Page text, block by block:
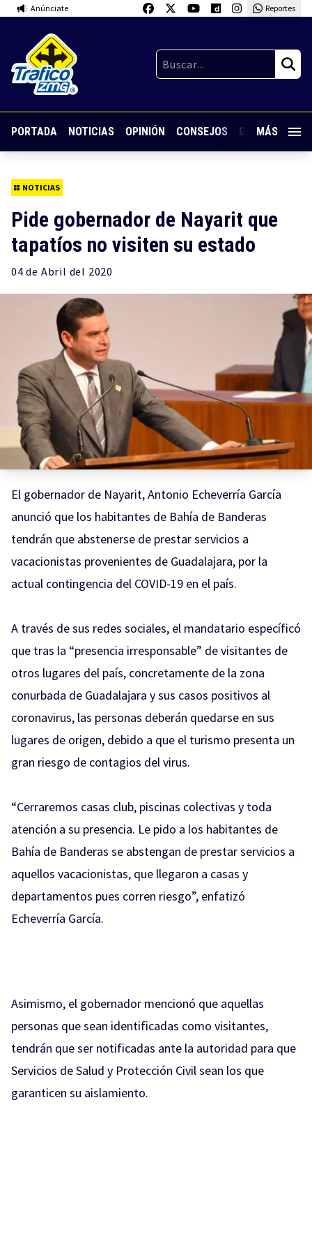
Anúnciate Reportes
PORTADA NOTICIAS OPINIÓN CONSEJOS GUARDIA
MÁS
NOTICIAS
Pide gobernador de Nayarit que
tapatíos no visiten su estado
04 de Abril del 2020
El gobernador de Nayarit, Antonio Echeverría García
anunció que los habitantes de Bahía de Banderas
tendrán que abstenerse de prestar servicios a
vacacionistas provenientes de Guadalajara, por la
actual contingencia del COVID-19 en el país.
A través de sus redes sociales, el mandatario específicó
que tras la “presencia irresponsable” de visitantes de
otros lugares del país, concretamente de la zona
conurbada de Guadalajara y sus casos positivos al
coronavirus, las personas deberán quedarse en sus
lugares de origen, debido a que el turismo presenta un
gran riesgo de contagios del virus.
“Cerraremos casas club, piscinas colectivas y toda
atención a su presencia. Le pido a los habitantes de
Bahía de Banderas se abstengan de prestar servicios a
aquellos vacacionistas, que llegaron a casas y
departamentos pues corren riesgo”, enfatizó
Echeverría García.
Asimismo, el gobernador mencionó que aquellas
personas que sean identificadas como visitantes,
tendrán que ser notificadas ante la autoridad para que
Servicios de Salud y Protección Civil sean los que
garanticen su aislamiento.